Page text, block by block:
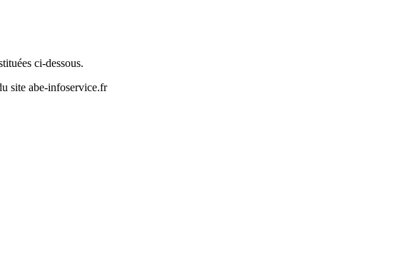
ci-dessous.
site abe-infoservice.fr